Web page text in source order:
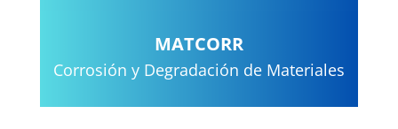
MATCORR
Corrosión y Degradación de Materiales